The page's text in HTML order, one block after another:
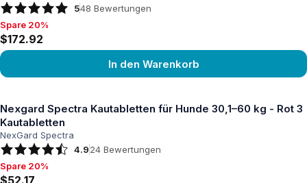
548 Bewertungen
Spare 20%, $172.92
Spare 20%
$172.92
In den Warenkorb
Nexgard Spectra Kautabletten für Hunde 30,1–60 kg - Rot 3
Kautabletten
NexGard Spectra
4.924 Bewertungen
Spare 20%, $52.17
Spare 20%
$52.17